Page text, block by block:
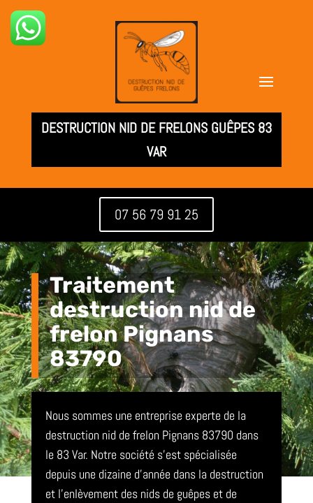
DESTRUCTION NID DE FRELONS GUÊPES 83
VAR
07 56 79 91 25
Traitement
destruction nid de
frelon Pignans
83790
Nous sommes une entreprise experte de la
destruction nid de frelon Pignans 83790 dans
le 83 Var. Notre société s’est spécialisée
depuis une dizaine d’année dans la destruction
et l’enlèvement des nids de guêpes et de